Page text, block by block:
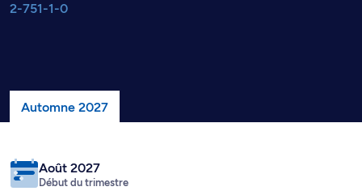
2-751-1-0
Automne 2027
Août 2027
Début du trimestre